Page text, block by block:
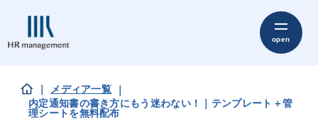
メディア一覧
内定通知書の書き方にもう迷わない！｜テンプレート＋管
理シートを無料配布